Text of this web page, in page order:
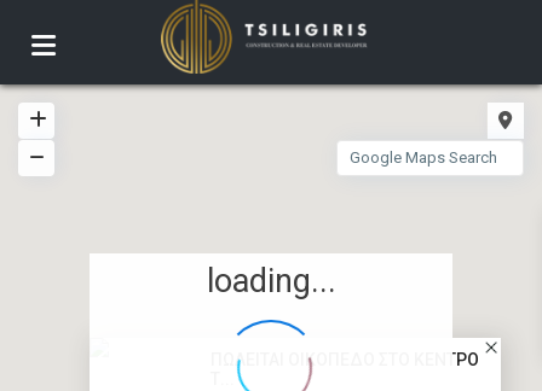
ΠΩΛΕΙΤΑΙ ΟΙΚΟΠΕΔΟ ΣΤΟ ΚΕΝΤΡΟ
loading...